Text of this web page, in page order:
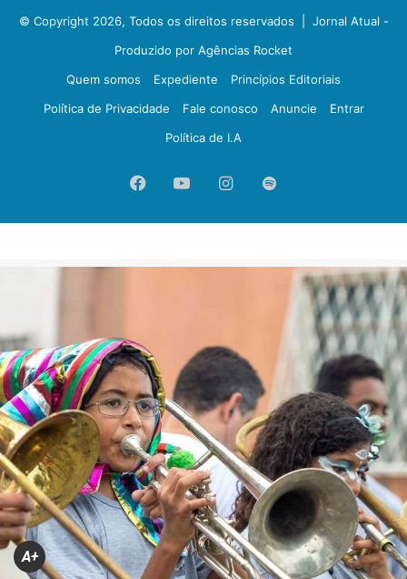
© Copyright 2026, Todos os direitos reservados | Jornal Atual -
Produzido por Agências Rocket
Quem somos
Expediente
Princípios Editoriais
Política de Privacidade
Fale conosco Anuncie
Entrar
Política de I.A
FacebookYouTubeInstagram
Spotify
A+